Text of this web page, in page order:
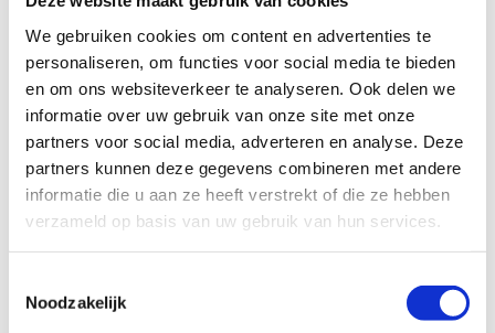
We gebruiken cookies om content en advertenties te
personaliseren, om functies voor social media te bieden
en om ons websiteverkeer te analyseren. Ook delen we
informatie over uw gebruik van onze site met onze
partners voor social media, adverteren en analyse. Deze
partners kunnen deze gegevens combineren met andere
informatie die u aan ze heeft verstrekt of die ze hebben
verzameld op basis van uw gebruik van hun services.
Noodzakelijk
Geef aan tot welk domein jouw vraag behoort
KIES EEN DOMEIN
Jouw vraag